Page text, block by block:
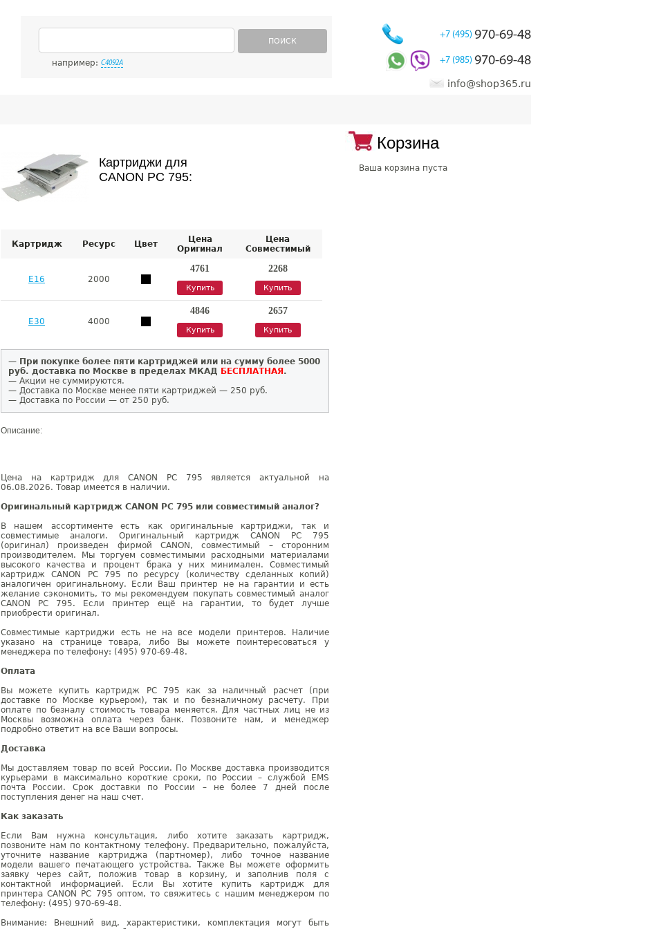
ПОИСК
например: C4092A
+7 (495) 970-69-48
+7 (985) 970-69-48
info@shop365.ru
Картриджи для
CANON PC 795:
Картридж Ресурс Цвет
Цена
Оригинал
Цена
Совместимый
E16 2000
4761
Купить
2268
Купить
E30 4000
4846
Купить
2657
Купить
— При покупке более пяти картриджей или на сумму более 5000
руб. доставка по Москве в пределах МКАД БЕСПЛАТНАЯ .
— Акции не суммируются.
— Доставка по Москве менее пяти картриджей — 250 руб.
— Доставка по России — от 250 руб.
Описание:
Цена на картридж для CANON PC 795 является актуальной на
06.08.2026. Товар имеется в наличии.
Оригинальный картридж CANON PC 795 или совместимый аналог?
В нашем ассортименте есть как оригинальные картриджи, так и
совместимые аналоги. Оригинальный картридж CANON PC 795
(оригинал) произведен фирмой CANON, совместимый – сторонним
производителем. Мы торгуем совместимыми расходными материалами
высокого качества и процент брака у них минимален. Совместимый
картридж CANON PC 795 по ресурсу (количеству сделанных копий)
аналогичен оригинальному. Если Ваш принтер не на гарантии и есть
желание сэкономить, то мы рекомендуем покупать совместимый аналог
CANON PC 795. Если принтер ещё на гарантии, то будет лучше
приобрести оригинал.
Совместимые картриджи есть не на все модели принтеров. Наличие
указано на странице товара, либо Вы можете поинтересоваться у
менеджера по телефону: (495) 970-69-48.
Оплата
Вы можете купить картридж PC 795 как за наличный расчет (при
доставке по Москве курьером), так и по безналичному расчету. При
оплате по безналу стоимость товара меняется. Для частных лиц не из
Москвы возможна оплата через банк. Позвоните нам, и менеджер
подробно ответит на все Ваши вопросы.
Доставка
Мы доставляем товар по всей России. По Москве доставка производится
курьерами в максимально короткие сроки, по России – службой EMS
почта России. Срок доставки по России – не более 7 дней после
поступления денег на наш счет.
Как заказать
Если Вам нужна консультация, либо хотите заказать картридж,
позвоните нам по контактному телефону. Предварительно, пожалуйста,
уточните название картриджа (партномер), либо точное название
модели вашего печатающего устройства. Также Вы можете оформить
заявку через сайт, положив товар в корзину, и заполнив поля с
контактной информацией. Если Вы хотите купить картридж для
принтера CANON PC 795 оптом, то свяжитесь с нашим менеджером по
телефону: (495) 970-69-48.
Внимание: Внешний вид, характеристики, комплектация могут быть
Корзина
Ваша корзина пуста